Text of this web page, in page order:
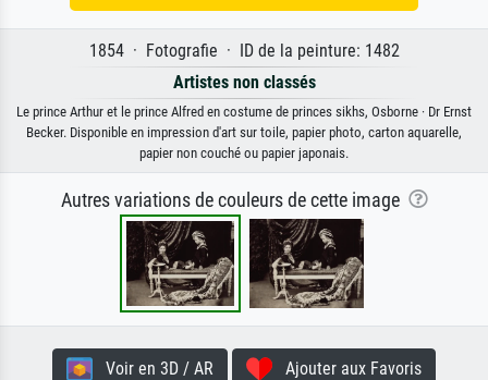
1854 · Fotografie · ID de la peinture: 1482
Artistes non classés
Le prince Arthur et le prince Alfred en costume de princes sikhs, Osborne · Dr Ernst
Becker. Disponible en impression d'art sur toile, papier photo, carton aquarelle,
papier non couché ou papier japonais.
Autres variations de couleurs de cette image
Voir en 3D / AR Ajouter aux Favoris